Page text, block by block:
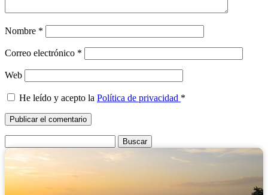
Nombre *
Correo electrónico *
Web
He leído y acepto la Política de privacidad *